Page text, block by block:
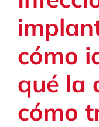
cómo
qué la
cómo